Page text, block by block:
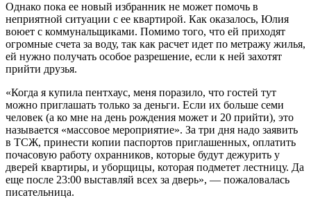
Однако пока ее новый избранник не может помочь в
неприятной ситуации с ее квартирой. Как оказалось, Юлия
воюет с коммунальщиками. Помимо того, что ей приходят
огромные счета за воду, так как расчет идет по метражу жилья,
ей нужно получать особое разрешение, если к ней захотят
прийти друзья.
«Когда я купила пентхаус, меня поразило, что гостей тут
можно приглашать только за деньги. Если их больше семи
человек (а ко мне на день рождения может и 20 прийти), это
называется «массовое мероприятие». За три дня надо заявить
в ТСЖ, принести копии паспортов приглашенных, оплатить
почасовую работу охранников, которые будут дежурить у
дверей квартиры, и уборщицы, которая подметет лестницу. Да
еще после 23:00 выставляй всех за дверь», — пожаловалась
писательница.